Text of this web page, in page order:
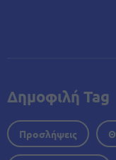
Δημοφιλή Tag
Προσλήψεις